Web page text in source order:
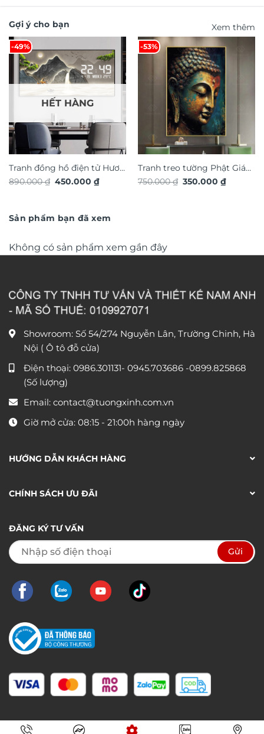
Gợi ý cho bạn Xem thêm
-49%
HẾT HÀNG
Tranh đồng hồ điện tử Hươu
Tài Lộc TG4915S
890.000₫ Giá
450.000₫Giá
-53%
Tranh treo tường Phật Giáo
TG4929S
750.000₫ Giá
350.000₫Giá
Sản phẩm bạn đã xem
Không có sản phẩm xem gần đây
Showroom: Số 54/274 Nguyễn Lân, Trường Chinh, Hà
Nội ( Ô tô đỗ cửa)
Điện thoại: 0986.301131- 0945.703686 -0899.825868
(Số lượng)
Email: contact@tuongxinh.com.vn
Giờ mở cửa: 08:15 - 21:00h hàng ngày
HƯỚNG DẪN KHÁCH HÀNG
CHÍNH SÁCH ƯU ĐÃI
ĐĂNG KÝ TƯ VẤN